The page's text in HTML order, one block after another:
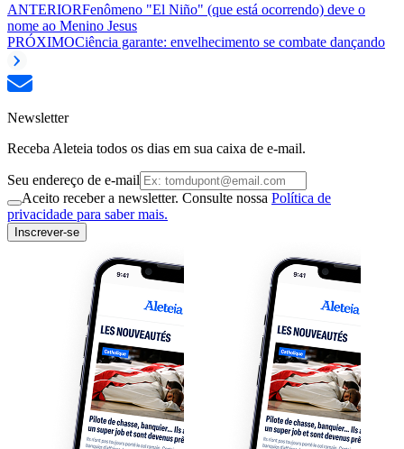
ANTERIORFenômeno "El Niño" (que está ocorrendo) deve o
nome ao Menino Jesus
PRÓXIMOCiência garante: envelhecimento se combate dançando
Newsletter
Receba Aleteia todos os dias em sua caixa de e-mail.
Seu endereço de e-mail
Aceito receber a newsletter. Consulte nossa Política de
privacidade para saber mais.
Inscrever-se